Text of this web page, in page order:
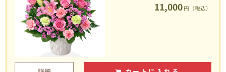
11,000 円（税込）